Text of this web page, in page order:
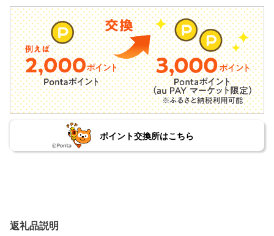
ポイント交換所はこちら
返礼品説明